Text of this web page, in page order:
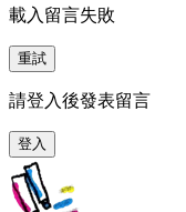
載入留言失敗
重試
請登入後發表留言
登入